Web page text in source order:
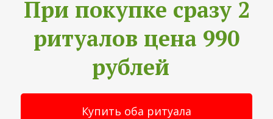
При покупке сразу 2
ритуалов цена 990
рублей
Купить оба ритуала